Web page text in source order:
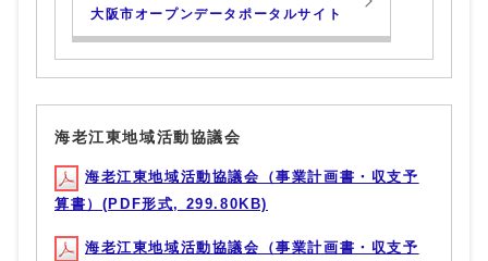
大阪市オープンデータポータルサイト
海老江東地域活動協議会
海老江東地域活動協議会（事業計画書・収支予
算書）(PDF形式, 299.80KB)
海老江東地域活動協議会（事業計画書・収支予